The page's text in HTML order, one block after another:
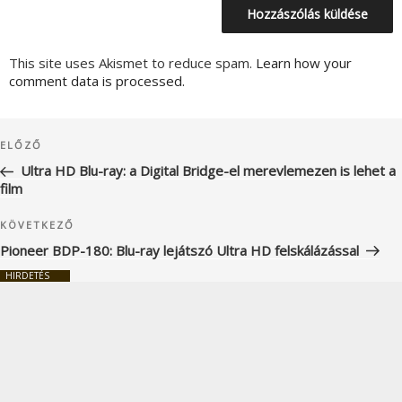
This site uses Akismet to reduce spam. Learn how your
comment data is processed.
navigáció
Korábbi
bejegyzés
ELŐZŐ
Ultra HD Blu-ray: a Digital Bridge-el merevlemezen is lehet a
film
Következő
bejegyzés
KÖVETKEZŐ
Pioneer BDP-180: Blu-ray lejátszó Ultra HD felskálázással
HIRDETÉS